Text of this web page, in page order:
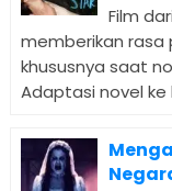
Film
memberikan rasa
khususnya saat
Adaptasi novel ke